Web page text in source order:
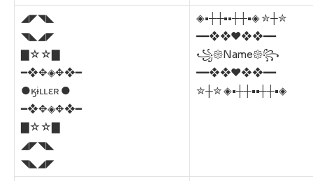
◢◤◥◣
◥◣◢◤
▇☆☆▇
━❖✥◈✥❖━
●ӄɨʟʟɛʀ ●
━❖✥◈✥❖━
▇☆☆▇
◢◤◥◣
◥◣◢◤
◈•┼┼••┼┼•◈ ✮┼✮
━━❖❖♥❖❖━━
꧁𑁍Name𑁍꧂
━━❖❖♥❖❖━━
✮┼✮ ◈•┼┼••┼┼•◈